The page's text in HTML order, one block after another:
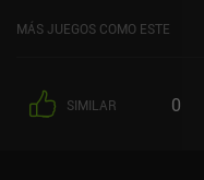
MÁS JUEGOS COMO ESTE
SIMILAR 0